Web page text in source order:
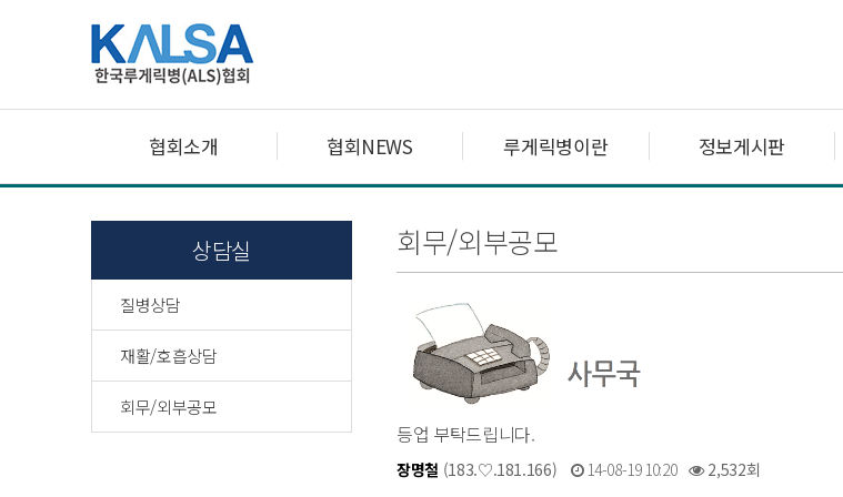
협회소개 협회NEWS 루게릭병이란 정보게시판
상담실
질병상담
재활/호흡상담
회무/외부공모
회무/외부공모
등업 부탁드립니다.
장명철 (183.♡.181.166) 14-08-19 10:20 2,532회